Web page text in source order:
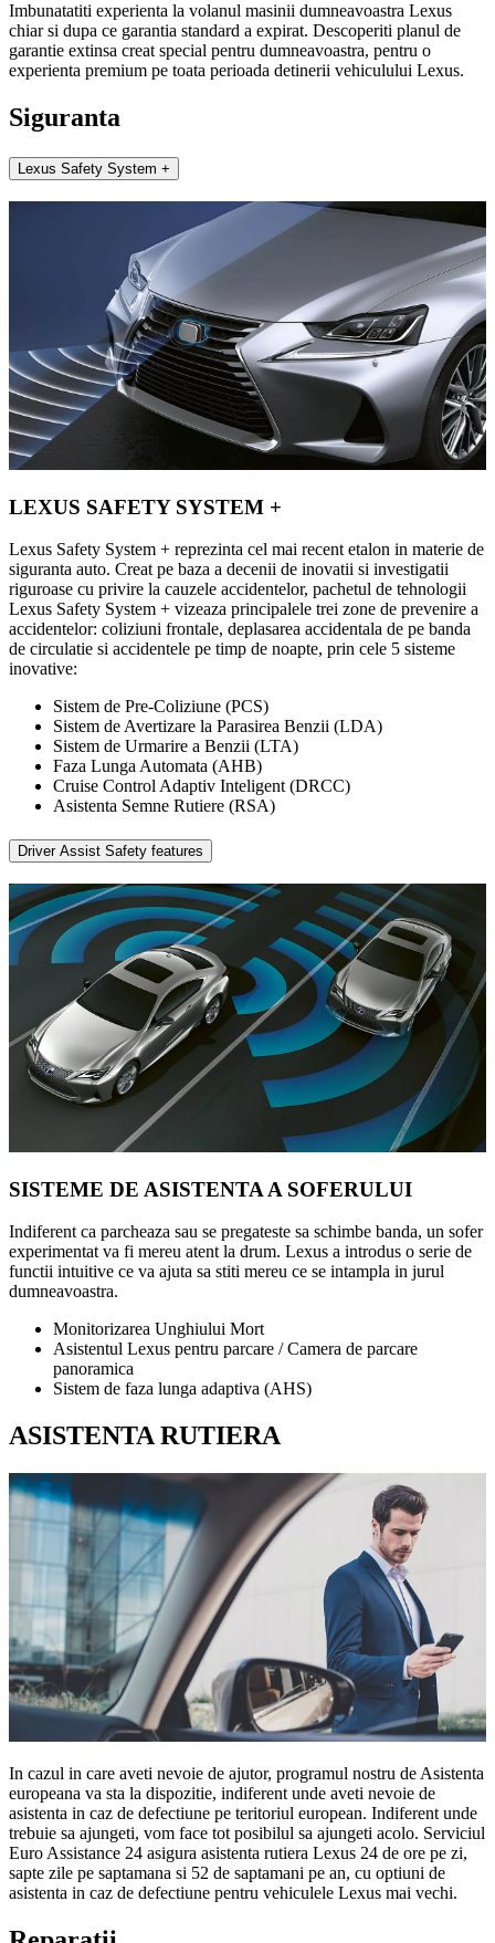
Imbunatatiti experienta la volanul masinii dumneavoastra Lexus
chiar si dupa ce garantia standard a expirat. Descoperiti planul de
garantie extinsa creat special pentru dumneavoastra, pentru o
experienta premium pe toata perioada detinerii vehiculului Lexus.
Siguranta
Lexus Safety System +
LEXUS SAFETY SYSTEM +
Lexus Safety System + reprezinta cel mai recent etalon in materie de
siguranta auto. Creat pe baza a decenii de inovatii si investigatii
riguroase cu privire la cauzele accidentelor, pachetul de tehnologii
Lexus Safety System + vizeaza principalele trei zone de prevenire a
accidentelor: coliziuni frontale, deplasarea accidentala de pe banda
de circulatie si accidentele pe timp de noapte, prin cele 5 sisteme
inovative:
Sistem de Pre-Coliziune (PCS)
Sistem de Avertizare la Parasirea Benzii (LDA)
Sistem de Urmarire a Benzii (LTA)
Faza Lunga Automata (AHB)
Cruise Control Adaptiv Inteligent (DRCC)
Asistenta Semne Rutiere (RSA)
Driver Assist Safety features
SISTEME DE ASISTENTA A SOFERULUI
Indiferent ca parcheaza sau se pregateste sa schimbe banda, un sofer
experimentat va fi mereu atent la drum. Lexus a introdus o serie de
functii intuitive ce va ajuta sa stiti mereu ce se intampla in jurul
dumneavoastra.
Monitorizarea Unghiului Mort
Asistentul Lexus pentru parcare / Camera de parcare
panoramica
Sistem de faza lunga adaptiva (AHS)
ASISTENTA RUTIERA
In cazul in care aveti nevoie de ajutor, programul nostru de Asistenta
europeana va sta la dispozitie, indiferent unde aveti nevoie de
asistenta in caz de defectiune pe teritoriul european. Indiferent unde
trebuie sa ajungeti, vom face tot posibilul sa ajungeti acolo. Serviciul
Euro Assistance 24 asigura asistenta rutiera Lexus 24 de ore pe zi,
sapte zile pe saptamana si 52 de saptamani pe an, cu optiuni de
asistenta in caz de defectiune pentru vehiculele Lexus mai vechi.